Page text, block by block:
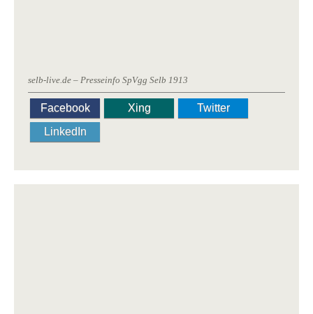
selb-live.de – Presseinfo SpVgg Selb 1913
Facebook Xing
Twitter
LinkedIn